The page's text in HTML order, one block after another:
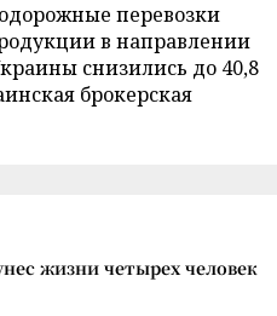
перевозки
в направлении
снизились до 40,8
брокерская
жизни четырех человек